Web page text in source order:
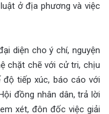
ở địa phương và việc
diện cho ý chí, nguyện
chặt chẽ với cử tri, chịu
tiếp xúc, báo cáo với
đồng nhân dân, trả lời
xét, đôn đốc việc giải